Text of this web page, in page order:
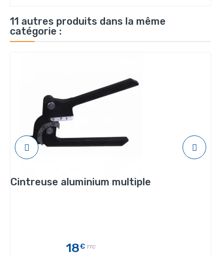
11 autres produits dans la même
catégorie :
Cintreuse aluminium multiple
18€ TTC